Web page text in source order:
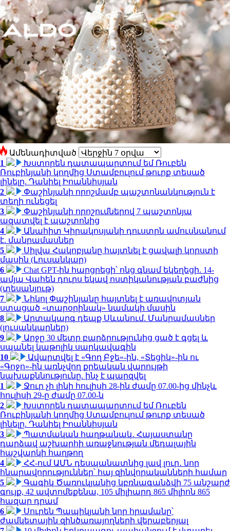
Ամենադիտված
1
Խստորեն դատապարտում եմ Ռուբեն
Ռուբինյանի կողմից Ստամբուլում թուրք տեսած
լինելը. Դանիել Իոաննիսյան
2
Փաշինյանի որոշմամբ պաշտոնանկություն է
տեղի ունեցել
3
Փաշինյանի որոշումներով 7 պաշտոնյա
ազատվել է պաշտոնից
4
Անահիտ Կիրակոսյանի դուստրն ամուսնանում
է. մանրամասներ
5
Սիլվա Հակոբյանը հայտնել է ցավալի կորստի
մասին (Լուսանկար)
6
Chat GPT-ին հարցրեցի՝ ոնց գնամ եկեղեցի. 14-
ամյա Վահեն դուրս եկավ ոստիկանության բաժնից
(տեսանյութ)
7
Նիկոլ Փաշինյանը հայտնել է առավոտյան
ստացած «տարօրինակ» նամակի մասին
8
Արտակարգ դեպք Սևանում. Մանրամասներ
(լուսանկարներ)
9
Արջը 30 մետր բարձրությունից ցած է գցել և
սպանել կաթոլիկ սարկավագին
10
Ավարտվել է «Գող Բջե»-ին, «Տեցիկ»-ին ու
«Գոջո»-ին առնչվող քրեական վարույթի
նախաքննությունը. ինչ է պարզվել
1
Ջուր չի լինի հուլիսի 28-ին ժամը 07.00-ից մինչև
հուլիսի 29-ը ժամը 07.00-ն
2
Խստորեն դատապարտում եմ Ռուբեն
Ռուբինյանի կողմից Ստամբուլում թուրք տեսած
լինելը. Դանիել Իոաննիսյան
3
Պատմական հաղթանակ․ Հայաստանը
դարձավ աշխարհի առաջնության մեդալային
հաշվարկի հաղթող
4
ՀՀ-ում ԱՄՆ դեսպանատնից լավ լուր․ նոր
հնարավորություններ՝ հայ զինվորականների համար
5
Գագիկ Ծառուկյանից կբռնագանձվի 75 անշարժ
գույք, 42 ավտոմեքենա, 105 միլիարդ 865 միլիոն 865
հազար դրամ
6
Սուրեն Պապիկյանի նոր հրամանը՝
ժամկետային զինծառայողների վերաբերյալ